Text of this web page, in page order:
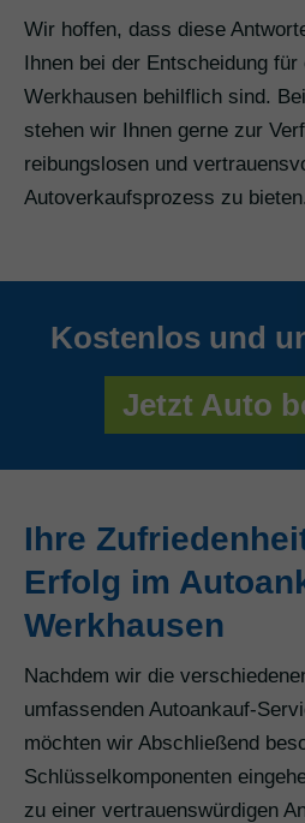
Wir hoffen, dass diese
Ihnen bei der Entscheidung für
Werkhausen behilflich sind.
stehen wir Ihnen gerne zur
reibungslosen und
Autoverkaufsprozess zu bieten.
Kostenlos und
Jetzt Auto
Ihre
Erfolg im
Werkhausen
Nachdem wir die
umfassenden Autoankauf-
möchten wir Abschließend
Schlüsselkomponenten
zu einer vertrauenswürdigen